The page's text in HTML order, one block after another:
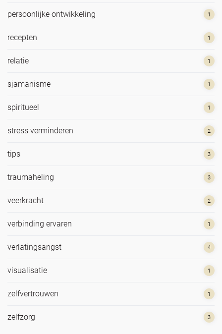
persoonlijke ontwikkeling 1
recepten 1
relatie 1
sjamanisme 1
spiritueel 1
stress verminderen 2
tips 3
traumaheling 3
veerkracht 2
verbinding ervaren 1
verlatingsangst 4
visualisatie 1
zelfvertrouwen 1
zelfzorg 3